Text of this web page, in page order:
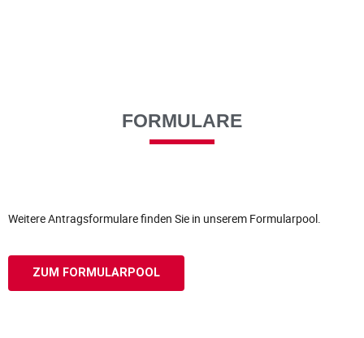
FORMULARE
Weitere Antragsformulare finden Sie in unserem Formularpool.
ZUM FORMULARPOOL